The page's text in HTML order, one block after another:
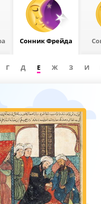
Сонник Фрейда
Г Д Е Ж З И